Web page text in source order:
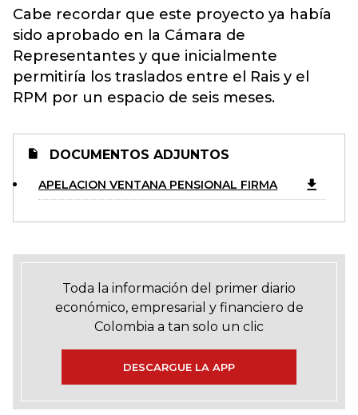
Cabe recordar que este proyecto ya había
sido aprobado en la Cámara de
Representantes y que inicialmente
permitiría los traslados entre el Rais y el
RPM por un espacio de seis meses.
DOCUMENTOS ADJUNTOS
APELACION VENTANA PENSIONAL FIRMA
Toda la información del primer diario
económico, empresarial y financiero de
Colombia a tan solo un clic
DESCARGUE LA APP